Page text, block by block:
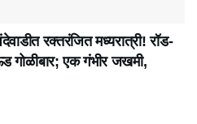
रक्तरंजित मध्यरात्री! रॉड-
गोळीबार; एक गंभीर जखमी,